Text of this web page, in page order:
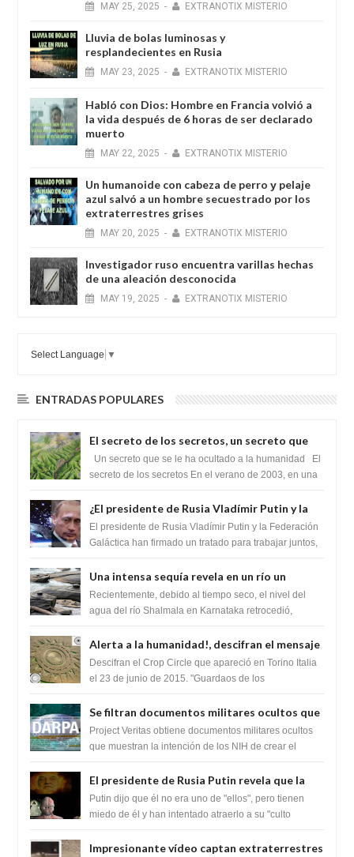
MAY 25, 2025 - EXTRANOTIX MISTERIO
Lluvia de bolas luminosas y
resplandecientes en Rusia
MAY 23, 2025 - EXTRANOTIX MISTERIO
Habló con Dios: Hombre en Francia volvió a
la vida después de 6 horas de ser declarado
muerto
MAY 22, 2025 - EXTRANOTIX MISTERIO
Un humanoide con cabeza de perro у pelaje
azul salvó a un hombre secuestrado por los
extraterrestres grises
MAY 20, 2025 - EXTRANOTIX MISTERIO
Investigador ruso encuentra varillas hechas
de una aleación desconocida
MAY 19, 2025 - EXTRANOTIX MISTERIO
Select Language ▼
ENTRADAS POPULARES
El secreto de los secretos, un secreto que
cambiaría por completo el destino de la
humanidad
Un secreto que se le ha ocultado a la humanidad El
secreto de los secretos En el verano de 2003, en una
¿El presidente de Rusia Vladímir Putin y la
Federación Galactica han firmado un
tratado para acabar con los Sionistas?
El presidente de Rusia Vladímir Putin y la Federación
Galáctica han firmado un tratado para trabajar juntos,
Una intensa sequía revela en un río un
impresionante hallazgo de miles de Shiva
Lingas
Recientemente, debido al tiempo seco, el nivel del
agua del río Shalmala en Karnataka retrocedió,
Alerta a la humanidad!, descifran el mensaje
del Crop Circle de Torino ,Italia
Descifran el Crop Circle que apareció en Torino Italia
el 23 de junio de 2015. "Guardaos de los
Se filtran documentos militares ocultos que
muestran la intención de los NIH de crear el
SARS-CoV-2, utilizando la investigación de
Project Veritas obtiene documentos militares ocultos
que muestran la intención de los NIH de crear el
El presidente de Rusia Putin revela que la
clase dominante en el mundo son los
híbridos reptiles
Putin dijo que él no era uno de "ellos", pero tienen
miedo de él y han intentado atraerlo a su "culto
Impresionante vídeo captan extraterrestres